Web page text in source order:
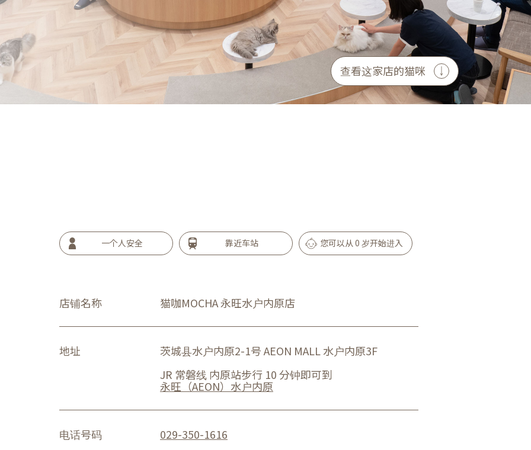
查看这家店的猫咪
一个人安全 靠近车站 您可以从 0 岁开始进入
店铺名称 猫咖MOCHA 永旺水户内原店
地址
茨城县水户内原2-1号 AEON MALL 水户内原3F
JR 常磐线 内原站步行 10 分钟即可到
永旺（AEON）水户内原
电话号码 029-350-1616